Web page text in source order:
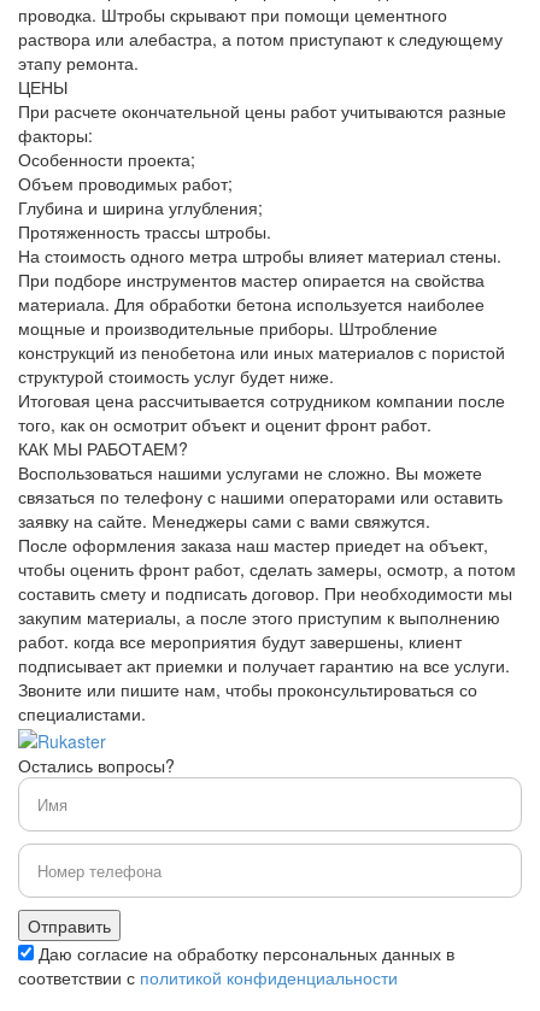
проводка. Штробы скрывают при помощи цементного
раствора или алебастра, а потом приступают к следующему
этапу ремонта.
ЦЕНЫ
При расчете окончательной цены работ учитываются разные
факторы:
Особенности проекта;
Объем проводимых работ;
Глубина и ширина углубления;
Протяженность трассы штробы.
На стоимость одного метра штробы влияет материал стены.
При подборе инструментов мастер опирается на свойства
материала. Для обработки бетона используется наиболее
мощные и производительные приборы. Штробление
конструкций из пенобетона или иных материалов с пористой
структурой стоимость услуг будет ниже.
Итоговая цена рассчитывается сотрудником компании после
того, как он осмотрит объект и оценит фронт работ.
КАК МЫ РАБОТАЕМ?
Воспользоваться нашими услугами не сложно. Вы можете
связаться по телефону с нашими операторами или оставить
заявку на сайте. Менеджеры сами с вами свяжутся.
После оформления заказа наш мастер приедет на объект,
чтобы оценить фронт работ, сделать замеры, осмотр, а потом
составить смету и подписать договор. При необходимости мы
закупим материалы, а после этого приступим к выполнению
работ. когда все мероприятия будут завершены, клиент
подписывает акт приемки и получает гарантию на все услуги.
Звоните или пишите нам, чтобы проконсультироваться со
специалистами.
Остались вопросы?
Даю согласие на обработку персональных данных в
соответствии с политикой конфиденциальности